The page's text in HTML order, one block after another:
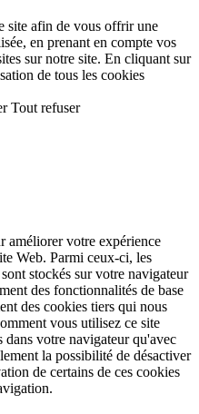
site afin de vous offrir une
en prenant en compte vos
sur notre site. En cliquant sur
de tous les cookies
Tout refuser
améliorer votre expérience
Web. Parmi ceux-ci, les
stockés sur votre navigateur
des fonctionnalités de base
des cookies tiers qui nous
vous utilisez ce site
dans votre navigateur qu'avec
la possibilité de désactiver
de certains de ces cookies